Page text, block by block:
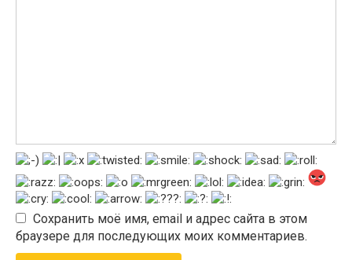
Сохранить моё имя, email и адрес сайта в этом
браузере для последующих моих комментариев.